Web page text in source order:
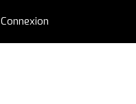
Connexion